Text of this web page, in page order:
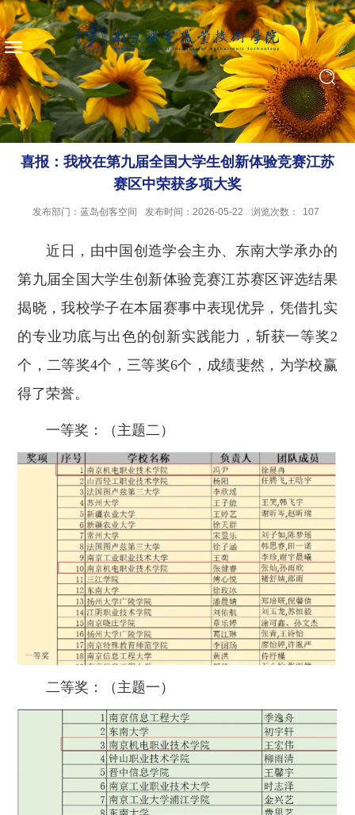
喜报：我校在第九届全国大学生创新体验竞赛江苏
赛区中荣获多项大奖
发布部门：蓝岛创客空间 发布时间：2026-05-22 浏览次数： 107
近日，由中国创造学会主办、东南大学承办的
第九届全国大学生创新体验竞赛江苏赛区评选结果
揭晓，我校学子在本届赛事中表现优异，凭借扎实
的专业功底与出色的创新实践能力，斩获一等奖2
个，二等奖4个，三等奖6个，成绩斐然，为学校赢
得了荣誉。
一等奖：（主题二）
二等奖：（主题一）